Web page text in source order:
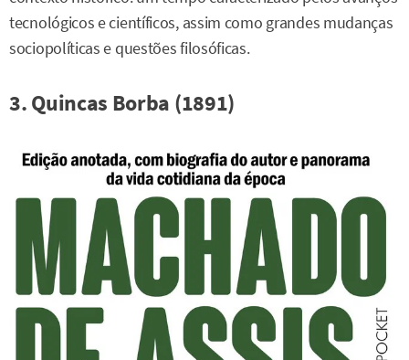
tecnológicos e científicos, assim como grandes mudanças
sociopolíticas e questões filosóficas.
3. Quincas Borba (1891)